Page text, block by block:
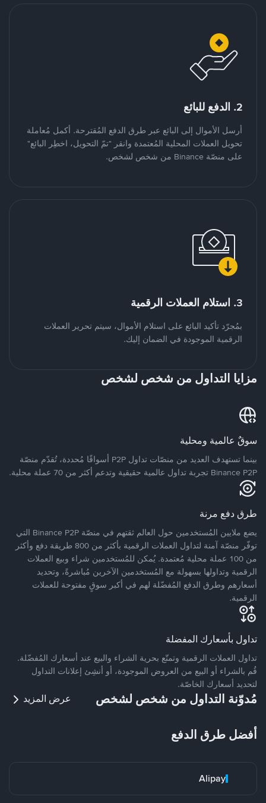
2. الدفع للبائع
أرسل الأموال إلى البائع عبر طرق الدفع المُقترحة. أكمل مُعاملة
تحويل العملات المحلية المُعتمدة وانقر "تمّ التحويل، اخطِر البائع"
على منصّة Binance من شخص لشخص.
3. استلام العملات الرقمية
بمُجرّد تأكيد البائع على استلام الأموال، سيتم تحرير العملات
الرقمية الموجودة في الضمان إليك.
مزايا التداول من شخص لشخص
سوقٌ عالمية ومحلية
بينما تستهدف العديد من منصّات تداول P2P أسواقًا مُحددة، تُقدّم منصّة
Binance P2P تجربة تداول عالمية حقيقية وتدعم أكثر من 70 عملة محلية.
طرق دفع مرنة
يضع ملايين المُستخدمين حول العالم ثقتهم في منصّة Binance P2P التي
توفّر منصّة آمنة لتداول العملات الرقمية بأكثر من 800 طريقة دفع وأكثر
من 100 عملة محلية مُعتمدة. يُمكن للمُستخدمين شراء وبيع العملات
الرقمية وتداولها بسهولة مع المُستخدمين الآخرين مُباشرةً، وتحديد
أسعارهم وطرق الدفع المُفضّلة لهم في أكبر سوقٍ مفتوحة للعملات
الرقمية.
تداول بأسعارك المفضلة
تداول العملات الرقمية وتمتّع بحرية الشراء والبيع عند أسعارك المُفضّلة.
قُم بالشراء أو البيع من العروض الموجودة، أو أنشِئ إعلانات التداول
لتحديد أسعارك الخاصّة.
مُدوّنة التداول من شخص لشخص عرض المزيد
أفضل طرق الدفع
Alipay